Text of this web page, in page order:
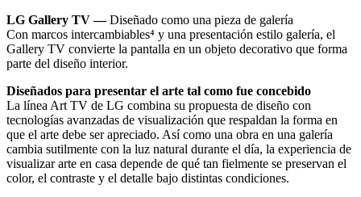
LG Gallery TV —Diseñado como una pieza de galería
Con marcos intercambiables⁴ y una presentación estilo galería, el
Gallery TV convierte la pantalla en un objeto decorativo que forma
parte del diseño interior.
Diseñados para presentar el arte tal como fue concebido
La línea Art TV de LG combina su propuesta de diseño con
tecnologías avanzadas de visualización que respaldan la forma en
que el arte debe ser apreciado. Así como una obra en una galería
cambia sutilmente con la luz natural durante el día, la experiencia de
visualizar arte en casa depende de qué tan fielmente se preservan el
color, el contraste y el detalle bajo distintas condiciones.